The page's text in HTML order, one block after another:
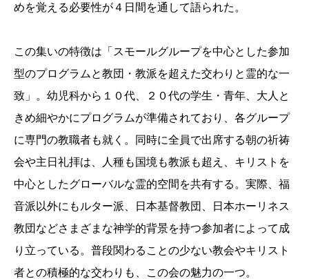
めを覚える必要性が４日間を通して語られた。
この集いの特徴は「スモールグループを中心とした参加
型のプログラムと教団・教派を超えた交わりと霊的な一
致」。幼児科から１０代、２０代の学生・青年、大人と
きめ細やかにプログラムが準備されており、各グループ
に専門の教職者も就く。同時に全員で出席する朝の祈祷
会や主日礼拝は、人種も国境も教派も超え、キリストを
中心としたグローバルな霊的空間を共有する。実際、福
音派以外にもルター派、日本基督教団、日本ホーリネス
教団などさまざまな神学的背景を持つ参加者によって成
り立っている。普段関わることの少ない教会やキリスト
者との積極的な交わりも、この会の魅力の一つ。